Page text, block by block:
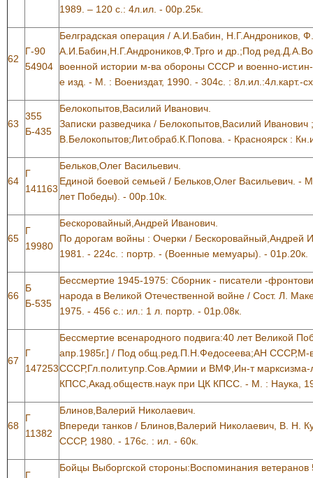
1989. – 120 с.: 4л.ил. - 00р.25к.
62
Г-90
54904
Белградская операция / А.И.Бабин, Н.Г.Андроников,
А.И.Бабин,Н.Г.Андроников,Ф.Трго и др.;Под
военной истории м-ва обороны СССР и военно-
е изд. - М. : Воениздат, 1990. - 304с. : 8л.ил.:4л.карт.-
63
355
Б-435
Белокопытов,Василий Иванович.
Записки разведчика / Белокопытов,Василий Иванович ;
В.Белокопытов;Лит.обраб.К.Попова. - Красноярск :
64
Г
141163
Бельков,Олег Васильевич.
Единой боевой семьей / Бельков,Олег Васильевич.
лет Победы). - 00р.10к.
65
Г
19980
Бескоровайный,Андрей Иванович.
По дорогам войны : Очерки / Бескоровайный,Андрей
1981. - 224с. : портр. - (Военные мемуары). - 01р.20к.
66
Б
Б-535
Бессмертие 1945-1975: Сборник - писатели -
народа в Великой Отечественной войне / Сост. Л.
1975. - 456 с.: ил.: 1 л. портр. - 01р.08к.
67
Г
147253
Бессмертие всенародного подвига:40 лет Великой
апр.1985г.] / Под общ.ред.П.Н.Федосеева;АН СССР,М-
СССР,Гл.полит.упр.Сов.Армии и ВМФ,Ин-т
КПСС,Акад.обществ.наук при ЦК КПСС. - М. : Наука,
68
Г
11382
Блинов,Валерий Николаевич.
Впереди танков / Блинов,Валерий Николаевич, В. Н.
СССР, 1980. - 176с. : ил. - 60к.
Г
Бойцы Выборгской стороны:Воспоминания ветеранов